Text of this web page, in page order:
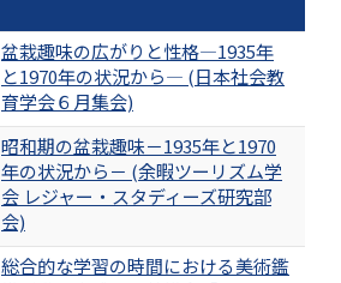
盆栽趣味の広がりと性格―1935年
と1970年の状況から― (日本社会教
育学会６月集会)
昭和期の盆栽趣味－1935年と1970
年の状況から－ (余暇ツーリズム学
会 レジャー・スタディーズ研究部
会)
総合的な学習の時間における美術鑑